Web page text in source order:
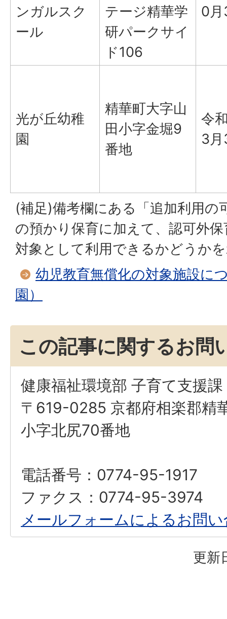
ンガルスク
ール
テージ精華学
研パークサイ
ド106
0月
光が丘幼稚
園
精華町大字山
田小字金堀9
番地
令
3月
(補足)備考欄にある「追加利用の
の預かり保育に加えて、認可外
対象として利用できるかどうか
幼児教育無償化の対象施設に
園）
この記事に関するお問
健康福祉環境部 子育て支援
〒619-0285 京都府相楽郡精
小字北尻70番地
電話番号：0774-95-1917
ファクス：0774-95-3974
メールフォームによるお問
更新